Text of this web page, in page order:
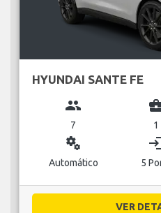
HYUNDAI SANTE FE
group
7 1
miscellaneous_services
Automático 5
VER